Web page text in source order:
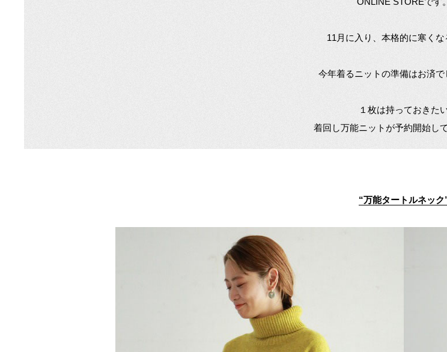
11月に入り、本格的に寒くな
今年着るニットの準備はお済で
１枚は持っておきた
着回し万能ニットが予約開始し
“万能タートルネック